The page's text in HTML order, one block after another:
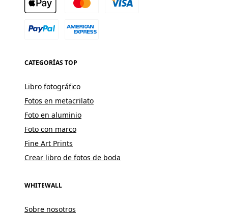
CATEGORÍAS TOP
Libro fotográfico
Fotos en metacrilato
Foto en aluminio
Foto con marco
Fine Art Prints
Crear libro de fotos de boda
WHITEWALL
Sobre nosotros